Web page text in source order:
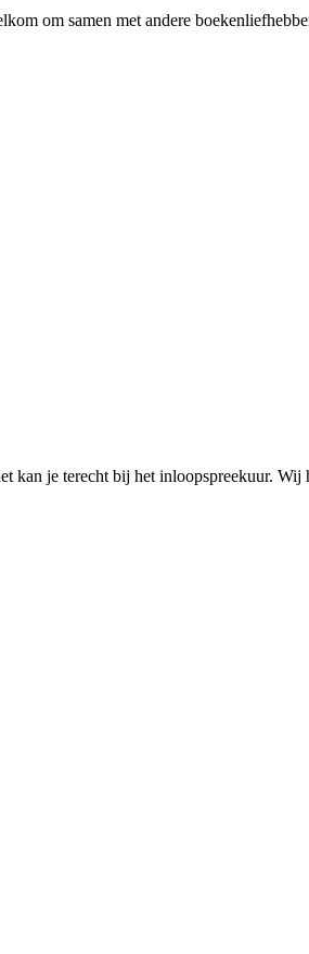
om samen met andere
kan je terecht bij het inloopspreekuur.